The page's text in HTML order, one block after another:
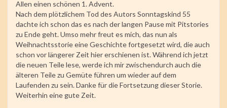
Allen einen schönen 1. Advent.
Nach dem plötzlichem Tod des Autors Sonntagskind 55
dachte ich schon das es nach der langen Pause mit Pitstories
zu Ende geht. Umso mehr freut es mich, das nun als
Weihnachtsstorie eine Geschichte fortgesetzt wird, die auch
schon vor längerer Zeit hier erschienen ist. Während ich jetzt
die neuen Teile lese, werde ich mir zwischendurch auch die
älteren Teile zu Gemüte führen um wieder auf dem
Laufenden zu sein. Danke für die Fortsetzung dieser Storie.
Weiterhin eine gute Zeit.